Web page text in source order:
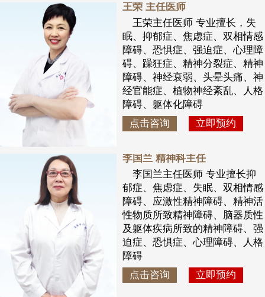
王荣 主任医师
王荣主任医师 专业擅长，失
眠、抑郁症、焦虑症、双相情感
障碍、恐惧症、强迫症、心理障
碍、躁狂症、精神分裂症、精神
障碍、神经衰弱、头晕头痛、神
经官能症、植物神经紊乱、人格
障碍、躯体化障碍
点击咨询
立即预约
李国兰 精神科主任
李国兰主任医师 专业擅长抑
郁症、焦虑症、失眠、双相情感
障碍、应激性精神障碍、精神活
性物质所致精神障碍、脑器质性
及躯体疾病所致的精神障碍、强
迫症、恐惧症、心理障碍、人格
障碍
点击咨询
立即预约